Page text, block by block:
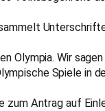
Olympia. Wir
Spiele in
Antrag auf